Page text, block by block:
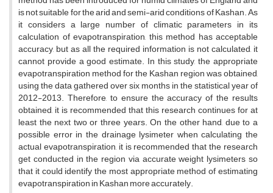
is not suitable for the arid and semi-arid conditions of Kashan. As
it considers a large number of climatic parameters in its
calculation of evapotranspiration, this method has acceptable
accuracy, but as all the required information is not calculated, it
cannot provide a good estimate. In this study, the appropriate
evapotranspiration method for the Kashan region was obtained,
using the data gathered over six months in the statistical year of
2012-2013. Therefore, to ensure the accuracy of the results
obtained, it is recommended that this research continues for at
least the next two or three years. On the other hand, due to a
possible error in the drainage lysimeter when calculating the
actual evapotranspiration, it is recommended that the research
get conducted in the region via accurate weight lysimeters so
that it could identify the most appropriate method of estimating
evapotranspiration in Kashan more accurately.